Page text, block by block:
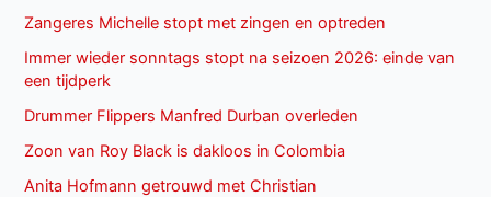
Zangeres Michelle stopt met zingen en optreden
Immer wieder sonntags stopt na seizoen 2026: einde van
een tijdperk
Drummer Flippers Manfred Durban overleden
Zoon van Roy Black is dakloos in Colombia
Anita Hofmann getrouwd met Christian